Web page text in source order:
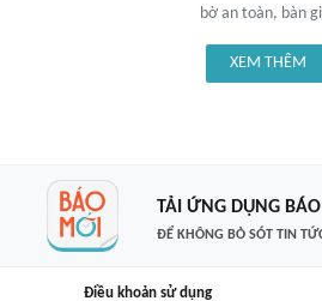
bờ an toàn, bàn
XEM THÊM
TẢI ỨNG DỤNG
ĐỂ KHÔNG BỎ SÓT TIN
Điều khoản sử dụng